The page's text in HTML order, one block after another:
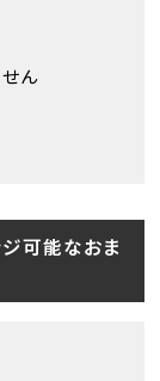
ん
ジ可能なおま